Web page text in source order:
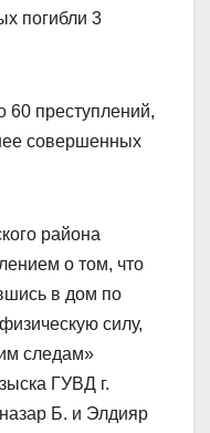
погибли 3
60 преступлений,
совершенных
района
о том, что
в дом по
силу,
следам»
ГУВД г.
Б. и Элдияр